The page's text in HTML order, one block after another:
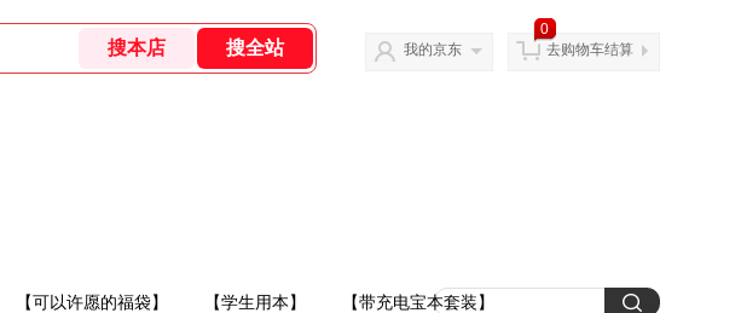
我的京东
0
去购物车结算
【可以许愿的福袋】 【学生用本】 【带充电宝本套装】